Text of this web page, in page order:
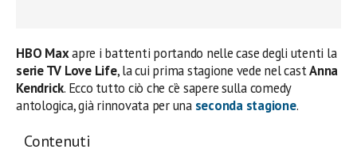
HBO Maxapre i battenti portando nelle case degli utenti la
serie TV Love Life, la cui prima stagione vede nel castAnna
Kendrick. Ecco tutto ciò che c’è sapere sulla comedy
antologica, già rinnovata per una seconda stagione.
Contenuti